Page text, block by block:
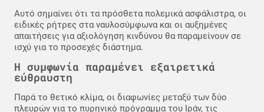
Αυτό σημαίνει ότι τα πρόσθετα πολεμικά ασφάλιστρα, οι
ειδικές ρήτρες στα ναυλοσύμφωνα και οι αυξημένες
απαιτήσεις για αξιολόγηση κινδύνου θα παραμείνουν σε
ισχύ για το προσεχές διάστημα.
Η συμφωνία παραμένει εξαιρετικά
εύθραυστη
Παρά το θετικό κλίμα, οι διαφωνίες μεταξύ των δύο
πλευρών για το πυρηνικό πρόγραμμα του Ιράν, τις